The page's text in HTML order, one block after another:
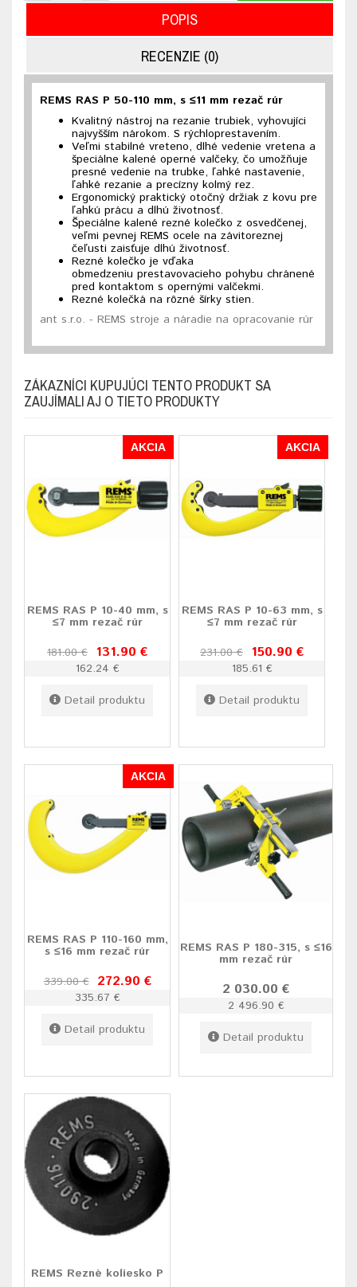
POPIS
RECENZIE (0)
REMS RAS P 50-110 mm, s ≤11 mm rezač rúr
Kvalitný nástroj na rezanie trubiek, vyhovujíci
najvyšším nárokom. S rýchloprestavením.
Veľmi stabilné vreteno, dlhé vedenie vretena a
špeciálne kalené operné valčeky, čo umožňuje
presné vedenie na trubke, ľahké nastavenie,
ľahké rezanie a precízny kolmý rez.
Ergonomický praktický otočný držiak z kovu pre
ľahkú prácu a dlhú životnosť.
Špeciálne kalené rezné kolečko z osvedčenej,
veľmi pevnej REMS ocele na závitoreznej
čeľusti zaisťuje dlhú životnosť.
Rezné kolečko je vďaka
obmedzeniu prestavovacieho pohybu chránené
pred kontaktom s opernými valčekmi.
Rezné kolečká na rôzné šírky stien.
ant s.r.o. - REMS stroje a náradie na opracovanie rúr
ZÁKAZNÍCI KUPUJÚCI TENTO PRODUKT SA
ZAUJÍMALI AJ O TIETO PRODUKTY
AKCIA
REMS RAS P 10-40 mm, s
≤7 mm rezač rúr
181.00 € 131.90 €
162.24 €
Detail produktu
AKCIA
REMS RAS P 10-63 mm, s
≤7 mm rezač rúr
231.00 € 150.90 €
185.61 €
Detail produktu
AKCIA
REMS RAS P 110-160 mm,
s ≤16 mm rezač rúr
339.00 € 272.90 €
335.67 €
Detail produktu
REMS RAS P 180-315, s ≤16
mm rezač rúr
2 030.00 €
2 496.90 €
Detail produktu
REMS Rezné koliesko P